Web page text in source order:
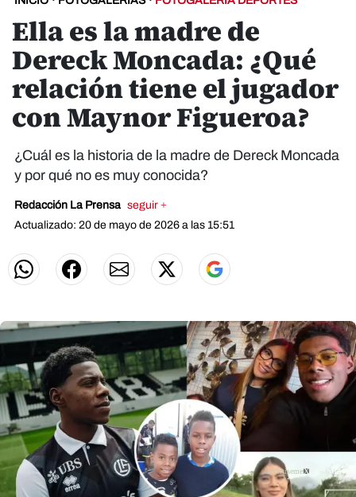
Ella es la madre de
Dereck Moncada: ¿Qué
relación tiene el jugador
con Maynor Figueroa?
¿Cuál es la historia de la madre de Dereck Moncada
y por qué no es muy conocida?
Redacción La Prensa seguir +
Actualizado: 20 de mayo de 2026 a las 15:51
X